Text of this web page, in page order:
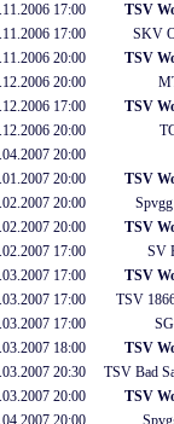
17:00 TSV
17:00 SKV
20:00 TSV
20:00
17:00 TSV
20:00
20:00
20:00 TSV
20:00
20:00 TSV
17:00 SV
17:00 TSV
17:00 TSV
17:00
18:00 TSV
20:30 TSV Bad
20:00 TSV
20:00